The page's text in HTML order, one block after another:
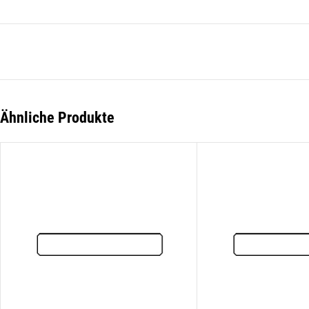
Ähnliche Produkte